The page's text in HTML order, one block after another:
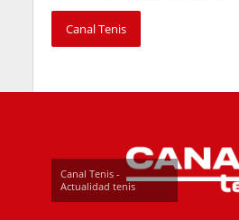
Canal Tenis
Canal Tenis -
Actualidad tenis